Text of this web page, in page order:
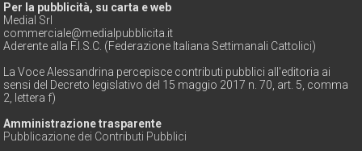
Per la pubblicità, su carta e web
Medial Srl
commerciale@medialpubblicita.it
Aderente alla F.I.S.C. (Federazione Italiana Settimanali Cattolici)
La Voce Alessandrina percepisce contributi pubblici all'editoria ai
sensi del Decreto legislativo del 15 maggio 2017 n. 70, art. 5, comma
2, lettera f)
Amministrazione trasparente
Pubblicazione dei Contributi Pubblici